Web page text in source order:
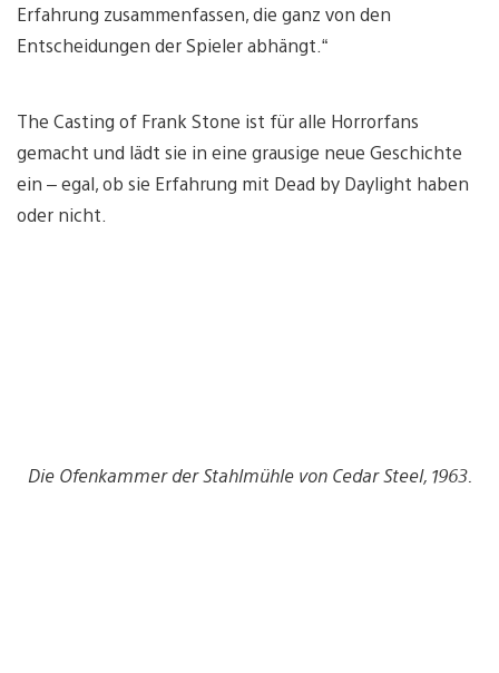
Erfahrung zusammenfassen, die ganz von den
Entscheidungen der Spieler abhängt.“
The Casting of Frank Stone ist für alle Horrorfans
gemacht und lädt sie in eine grausige neue Geschichte
ein – egal, ob sie Erfahrung mit Dead by Daylight haben
oder nicht.
Die Ofenkammer der Stahlmühle von Cedar Steel, 1963.